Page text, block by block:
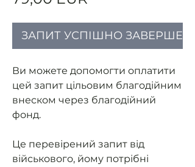
ЗАПИТ УСПІШНО
Ви можете допомогти оплатити
цей запит цільовим благодійним
внеском через благодійний
фонд.
Це перевірений запит від
військового, йому потрібні